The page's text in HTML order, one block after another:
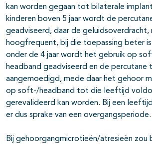
kan worden gegaan tot bilaterale
kinderen boven 5 jaar wordt de
geadviseerd, daar de geluidsoverdracht,
hoogfrequent, bij die toepassing beter
onder de 4 jaar wordt het gebruik op
headband geadviseerd en de percutane
aangemoedigd, mede daar het gehoor
op soft-/headband tot die leeftijd
gerevalideerd kan worden. Bij een
er dus sprake van een overgangsperiode.
Bij gehoorgangmicrotieën/atresieën zou